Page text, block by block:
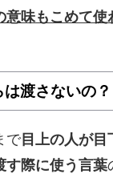
意味もこめて使
は渡さないの？
で目上の人が目
す際に使う言葉